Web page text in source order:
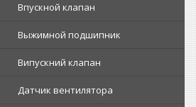
Впускной клапан
Выжимной подшипник
Випускний клапан
Датчик вентилятора